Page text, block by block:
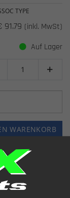
TYPE
91.79 (inkl. MwSt)
Auf Lager

WARENKORB